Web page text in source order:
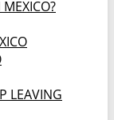
LEAVING